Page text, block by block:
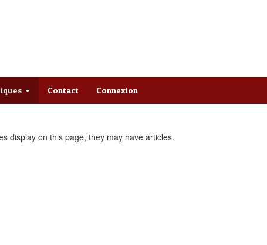
Contact Connexion
display on this page, they may have articles.